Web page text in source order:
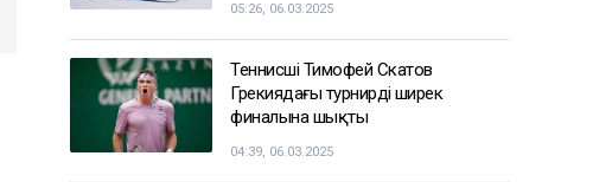
05:26, 06.03.2025
Теннисші Тимофей Скатов
Грекиядағы турнирдің ширек
финалына шықты
04:39, 06.03.2025